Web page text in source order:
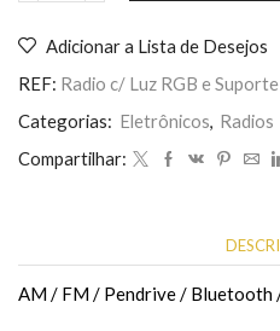
RGB
e
Para
EL-
Adicionar a Lista de Desejos
REF: Radio c/ Luz RGB e
Categorias: Eletrônicos, Radios
Compartilhar:
AM / FM / Pendrive / Bluetooth